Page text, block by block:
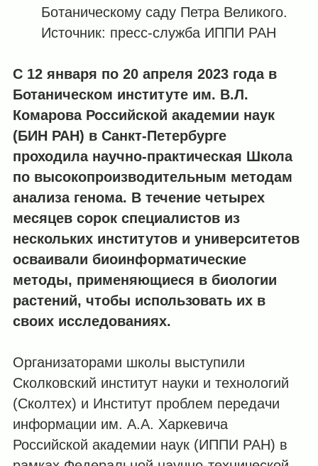
Ботаническому саду Петра Великого.
Источник: пресс-служба ИППИ РАН
С 12 января по 20 апреля 2023 года в
Ботаническом институте им. В.Л.
Комарова Российской академии наук
(БИН РАН) в Санкт-Петербурге
проходила научно-практическая Школа
по высокопроизводительным методам
анализа генома. В течение четырех
месяцев сорок специалистов из
нескольких институтов и университетов
осваивали биоинформатические
методы, применяющиеся в биологии
растений, чтобы использовать их в
своих исследованиях.
Организаторами школы выступили
Сколковский институт науки и технологий
(Сколтех) и Институт проблем передачи
информации им. А.А. Харкевича
Российской академии наук (ИППИ РАН) в